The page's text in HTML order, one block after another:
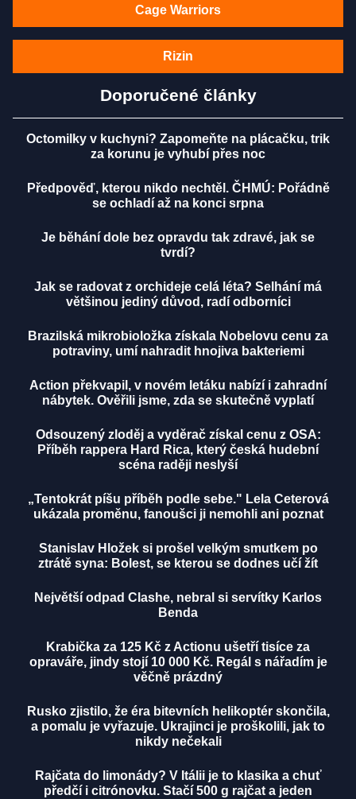
Cage Warriors
Rizin
Doporučené články
Octomilky v kuchyni? Zapomeňte na plácačku, trik
za korunu je vyhubí přes noc
Předpověď, kterou nikdo nechtěl. ČHMÚ: Pořádně
se ochladí až na konci srpna
Je běhání dole bez opravdu tak zdravé, jak se
tvrdí?
Jak se radovat z orchideje celá léta? Selhání má
většinou jediný důvod, radí odborníci
Brazilská mikrobioložka získala Nobelovu cenu za
potraviny, umí nahradit hnojiva bakteriemi
Action překvapil, v novém letáku nabízí i zahradní
nábytek. Ověřili jsme, zda se skutečně vyplatí
Odsouzený zloděj a vyděrač získal cenu z OSA:
Příběh rappera Hard Rica, který česká hudební
scéna raději neslyší
„Tentokrát píšu příběh podle sebe." Lela Ceterová
ukázala proměnu, fanoušci ji nemohli ani poznat
Stanislav Hložek si prošel velkým smutkem po
ztrátě syna: Bolest, se kterou se dodnes učí žít
Největší odpad Clashe, nebral si servítky Karlos
Benda
Krabička za 125 Kč z Actionu ušetří tisíce za
opraváře, jindy stojí 10 000 Kč. Regál s nářadím je
věčně prázdný
Rusko zjistilo, že éra bitevních helikoptér skončila,
a pomalu je vyřazuje. Ukrajinci je proškolili, jak to
nikdy nečekali
Rajčata do limonády? V Itálii je to klasika a chuť
předčí i citrónovku. Stačí 500 g rajčat a jeden